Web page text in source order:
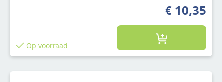
€ 10,35
Op voorraad